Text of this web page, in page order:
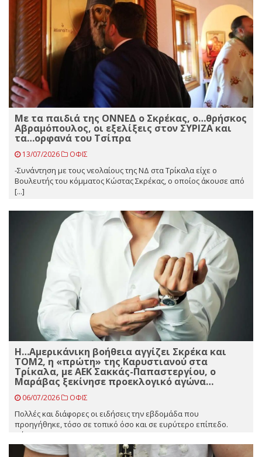
Με τα παιδιά της ΟΝΝΕΔ ο Σκρέκας, ο…θρήσκος
Αβραμόπουλος, οι εξελίξεις στον ΣΥΡΙΖΑ και
τα…ορφανά του Τσίπρα
13/07/2026 ΟΦΙΣ
-Συνάντηση με τους νεολαίους της ΝΔ στα Τρίκαλα είχε ο
Βουλευτής του κόμματος Κώστας Σκρέκας, ο οποίος άκουσε από
[...]
Η…Αμερικάνικη βοήθεια αγγίζει Σκρέκα και
ΤΟΜ2, η «πρώτη» της Καρυστιανού στα
Τρίκαλα, με ΑΕΚ Σακκάς-Παπαστεργίου, ο
Μαράβας ξεκίνησε προεκλογικό αγώνα…
06/07/2026 ΟΦΙΣ
Πολλές και διάφορες οι ειδήσεις την εβδομάδα που
προηγήθηκε, τόσο σε τοπικό όσο και σε ευρύτερο επίπεδο.
Πάμε [...]